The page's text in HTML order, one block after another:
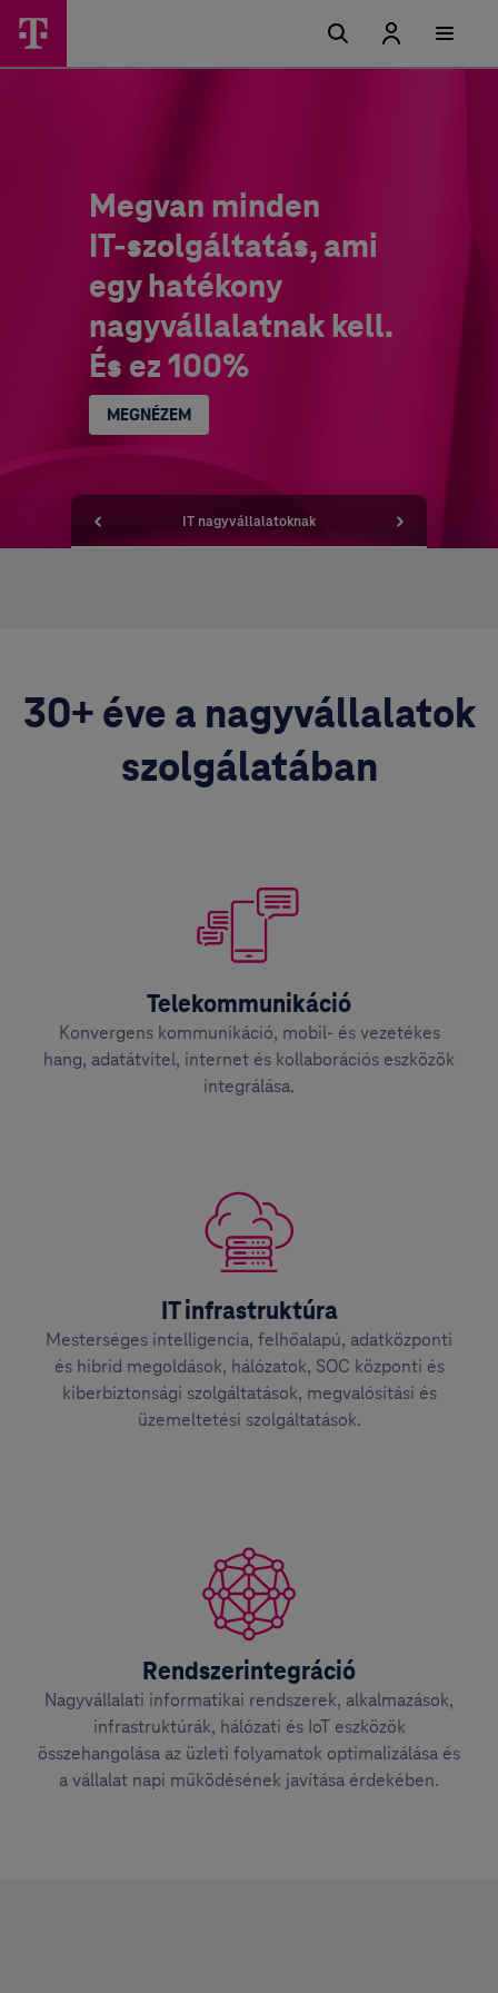
Megvan minden
IT-szolgáltatás, ami
egy hatékony
nagyvállalatnak kell.
És ez 100%
MEGNÉZEM
IT nagyvállalatoknak
30+ éve a nagyvállalatok
szolgálatában
Telekommunikáció
Konvergens kommunikáció, mobil- és vezetékes
hang, adatátvitel, internet és kollaborációs eszközök
integrálása.
IT infrastruktúra
Mesterséges intelligencia, felhőalapú, adatközponti
és hibrid megoldások, hálózatok, SOC központi és
kiberbiztonsági szolgáltatások, megvalósítási és
üzemeltetési szolgáltatások.
Rendszerintegráció
Nagyvállalati informatikai rendszerek, alkalmazások,
infrastruktúrák, hálózati és IoT eszközök
összehangolása az üzleti folyamatok optimalizálása és
a vállalat napi működésének javítása érdekében.